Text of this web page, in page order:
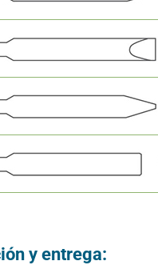
y entrega: